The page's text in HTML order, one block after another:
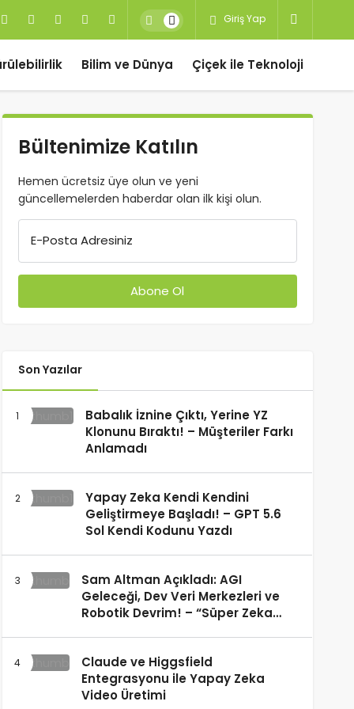
Giriş Yap
Bilim ve Dünya Çiçek ile Teknoloji
Bültenimize Katılın
Hemen ücretsiz üye olun ve yeni
güncellemelerden haberdar olan ilk kişi olun.
E-Posta Adresiniz
Son Yazılar
Babalık İznine Çıktı, Yerine YZ
Klonunu Bıraktı! – Müşteriler Farkı
Anlamadı
Yapay Zeka Kendi Kendini
Geliştirmeye Başladı! – GPT 5.6
Sol Kendi Kodunu Yazdı
Sam Altman Açıkladı: AGI
Geleceği, Dev Veri Merkezleri ve
Robotik Devrim! – “Süper Zeka
Claude ve Higgsfield
Entegrasyonu ile Yapay Zeka
Video Üretimi